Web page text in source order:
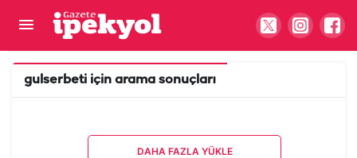
gulserbeti için arama sonuçları
DAHA FAZLA YÜKLE